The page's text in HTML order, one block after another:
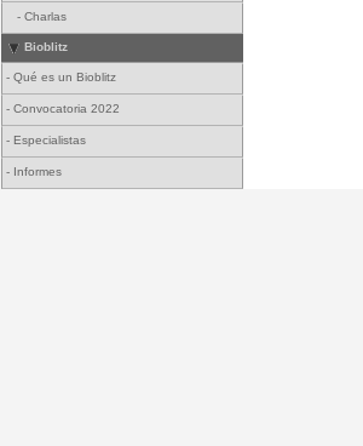
- Charlas
Bioblitz
- Qué es un Bioblitz
- Convocatoria 2022
- Especialistas
- Informes